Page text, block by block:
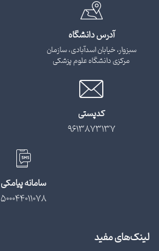
آدرس دانشگاه
سبزوار، خیابان اسدآبادی، سازمان
مرکزی دانشگاه علوم پزشکی
کدپستی
9613873137
سامانه پیامکی
500044011078
لینک‌های مفید